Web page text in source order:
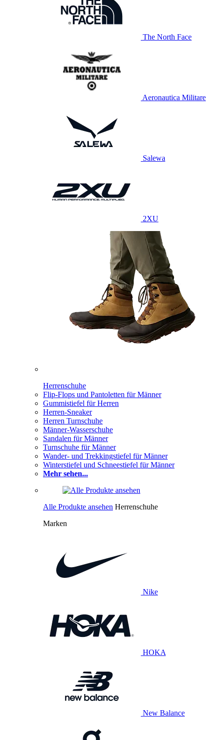
The North Face
Aeronautica Militare
Salewa
2XU
Herrenschuhe
Flip-Flops und Pantoletten für Männer
Gummistiefel für Herren
Herren-Sneaker
Herren Turnschuhe
Männer-Wasserschuhe
Sandalen für Männer
Turnschuhe für Männer
Wander- und Trekkingstiefel für Männer
Winterstiefel und Schneestiefel für Männer
Mehr sehen...
Alle Produkte ansehen Herrenschuhe
Marken
Nike
HOKA
New Balance